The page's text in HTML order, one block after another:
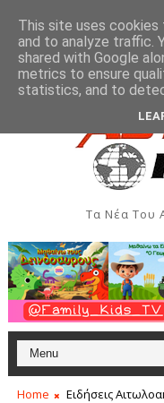
Συλλόγου Γυναικών
Τα Νέα Του
Home Ειδήσεις
This site uses
and to analyze traffic.
shared with Google
metrics to ensure
statistics, and to